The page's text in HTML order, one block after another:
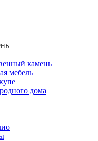
камень
мебель
дома